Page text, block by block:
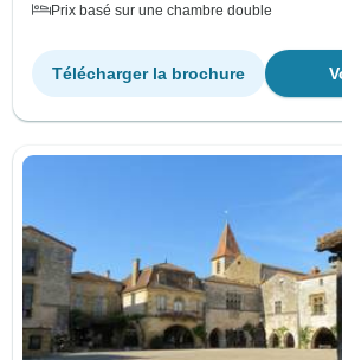
Prix basé sur une chambre double
Télécharger la brochure